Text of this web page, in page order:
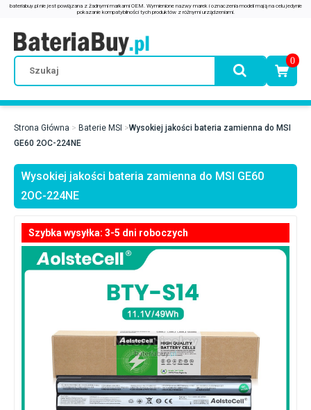
0
Strona Główna Baterie MSI
Wysokiej jakości bateria zamienna do MSI
GE60 2OC-224NE
Wysokiej jakości bateria zamienna do MSI GE60
2OC-224NE
Szybka wysyłka: 3-5 dni roboczych